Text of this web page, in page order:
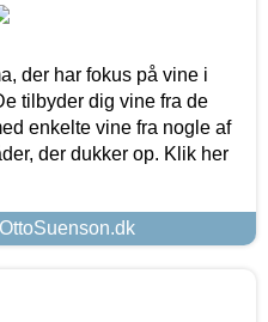
der har fokus på vine i
tilbyder dig vine fra de
enkelte vine fra nogle af
der dukker op. Klik her